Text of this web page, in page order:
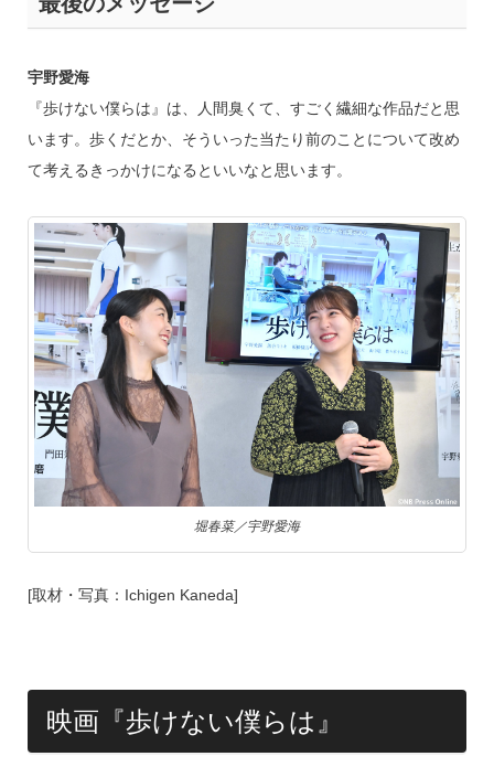
宇野愛海
『歩けない僕らは』は、人間臭くて、すごく繊細な作品だと思
います。歩くだとか、そういった当たり前のことについて改め
て考えるきっかけになるといいなと思います。
堀春菜／宇野愛海
[取材・写真：Ichigen Kaneda]
映画『歩けない僕らは』